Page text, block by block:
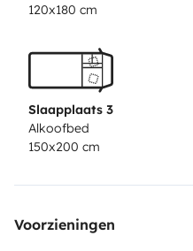
corrente elétrica externa
vão com lençóis capa e
almofadas.A
aquecimento, ideal para
neve.Está equipada com
Cock.Possibilidade de
assim como fatos de surf.
120x180 cm
Slaapplaats 3
Alkoofbed
150x200 cm
Voorzieningen